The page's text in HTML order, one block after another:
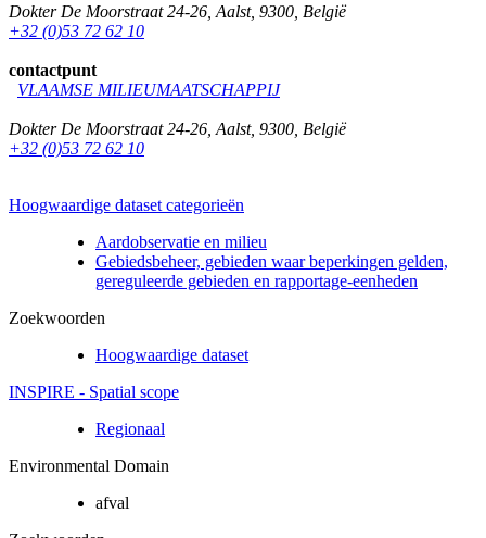
Dokter De Moorstraat 24-26 Aalst, 9300 België
+32 (0)53 72 62 10
contactpunt
VLAAMSE MILIEUMAATSCHAPPIJ
Dokter De Moorstraat 24-26 Aalst, 9300 België
+32 (0)53 72 62 10
Hoogwaardige dataset categorieën
Aardobservatie en milieu
Gebiedsbeheer, gebieden waar beperkingen gelden,
gereguleerde gebieden en rapportage-eenheden
Zoekwoorden
Hoogwaardige dataset
INSPIRE - Spatial scope
Regionaal
Environmental Domain
afval